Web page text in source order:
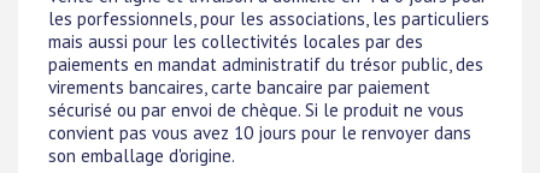
les porfessionnels, pour les associations, les particuliers
mais aussi pour les collectivités locales par des
paiements en mandat administratif du trésor public, des
virements bancaires, carte bancaire par paiement
sécurisé ou par envoi de chèque. Si le produit ne vous
convient pas vous avez 10 jours pour le renvoyer dans
son emballage d'origine.